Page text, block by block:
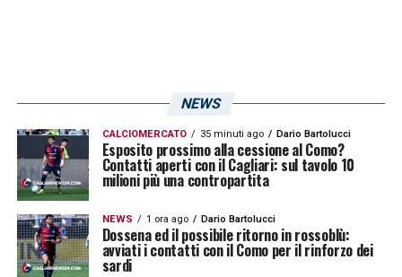
NEWS
CALCIOMERCATO 35 minuti ago Dario Bartolucci
Esposito prossimo alla cessione al Como?
Contatti aperti con il Cagliari: sul tavolo 10
milioni più una contropartita
NEWS 1 ora ago Dario Bartolucci
Dossena ed il possibile ritorno in rossoblù:
avviati i contatti con il Como per il rinforzo dei
sardi